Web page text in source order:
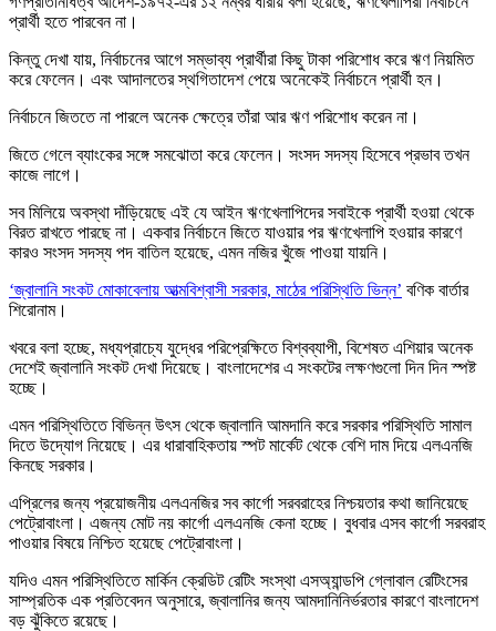
প্রার্থী হতে পারবেন না।
কিন্তু দেখা যায়, নির্বাচনের আগে সম্ভাব্য প্রার্থীরা কিছু টাকা পরিশোধ করে ঋণ নিয়মিত
করে ফেলেন। এবং আদালতের স্থগিতাদেশ পেয়ে অনেকেই নির্বাচনে প্রার্থী হন।
নির্বাচনে জিততে না পারলে অনেক ক্ষেত্রে তাঁরা আর ঋণ পরিশোধ করেন না।
জিতে গেলে ব্যাংকের সঙ্গে সমঝোতা করে ফেলেন। সংসদ সদস্য হিসেবে প্রভাব তখন
কাজে লাগে।
সব মিলিয়ে অবস্থা দাঁড়িয়েছে এই যে আইন ঋণখেলাপিদের সবাইকে প্রার্থী হওয়া থেকে
বিরত রাখতে পারছে না। একবার নির্বাচনে জিতে যাওয়ার পর ঋণখেলাপি হওয়ার কারণে
কারও সংসদ সদস্য পদ বাতিল হয়েছে, এমন নজির খুঁজে পাওয়া যায়নি।
‘জ্বালানি সংকট মোকাবেলায় আত্মবিশ্বাসী সরকার, মাঠের পরিস্থিতি ভিন্ন’ বণিক বার্তার
শিরোনাম।
খবরে বলা হচ্ছে, মধ্যপ্রাচ্যে যুদ্ধের পরিপ্রেক্ষিতে বিশ্বব্যাপী, বিশেষত এশিয়ার অনেক
দেশেই জ্বালানি সংকট দেখা দিয়েছে। বাংলাদেশের এ সংকটের লক্ষণগুলো দিন দিন স্পষ্ট
হচ্ছে।
এমন পরিস্থিতিতে বিভিন্ন উৎস থেকে জ্বালানি আমদানি করে সরকার পরিস্থিতি সামাল
দিতে উদ্যোগ নিয়েছে। এর ধারাবাহিকতায় স্পট মার্কেট থেকে বেশি দাম দিয়ে এলএনজি
কিনছে সরকার।
এপ্রিলের জন্য প্রয়োজনীয় এলএনজির সব কার্গো সরবরাহের নিশ্চয়তার কথা জানিয়েছে
পেট্রোবাংলা। এজন্য মোট নয় কার্গো এলএনজি কেনা হচ্ছে। বুধবার এসব কার্গো সরবরাহ
পাওয়ার বিষয়ে নিশ্চিত হয়েছে পেট্রোবাংলা।
যদিও এমন পরিস্থিতিতে মার্কিন ক্রেডিট রেটিং সংস্থা এসঅ্যান্ডপি গ্লোবাল রেটিংসের
সাম্প্রতিক এক প্রতিবেদন অনুসারে, জ্বালানির জন্য আমদানিনির্ভরতার কারণে বাংলাদেশ
বড় ঝুঁকিতে রয়েছে।